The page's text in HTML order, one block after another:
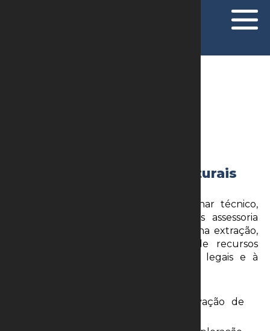
Mineração & Recursos Naturais
O setor de mineração exige um olhar técnico,
regulatório e ambiental. Oferecemos assessoria
completa para empresas que atuam na extração,
beneficiamento e comercialização de recursos
naturais, com atenção às exigências legais e à
Assessoria para obtenção e renovação de